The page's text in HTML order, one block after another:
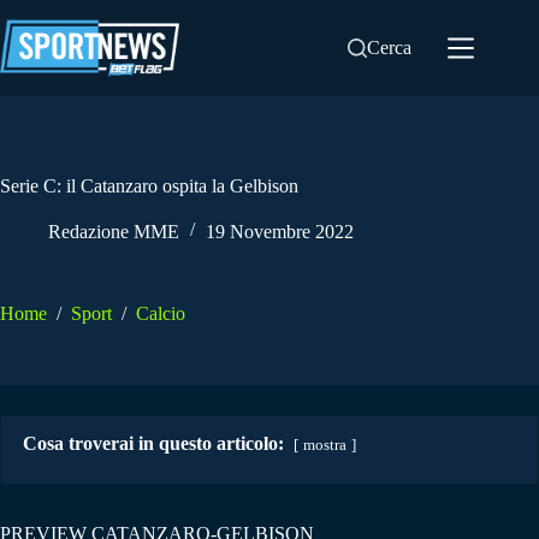
al
contenuto
Cerca
Serie C: il Catanzaro ospita la Gelbison
Redazione MME 19 Novembre 2022
Home / Sport / Calcio
Cosa troverai in questo articolo: mostra
PREVIEW CATANZARO-GELBISON